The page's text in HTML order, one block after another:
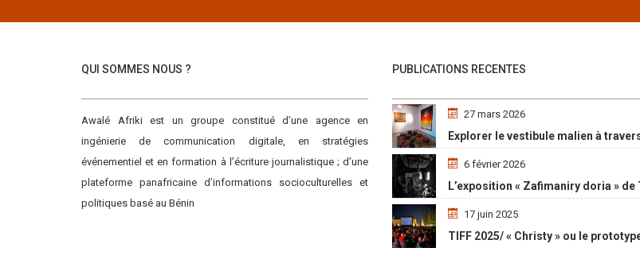
QUI SOMMES NOUS ?
Awalé Afriki est un groupe constitué d’une agence en
ingénierie de communication digitale, en stratégies
événementiel et en formation à l’écriture journalistique ; d’une
plateforme panafricaine d’informations socioculturelles et
politiques basé au Bénin
PUBLICATIONS RECENTES
27 mars 2026
6 février 2026
17 juin 2025